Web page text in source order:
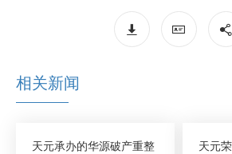
相关新闻
天元承办的华源破产重整
天元